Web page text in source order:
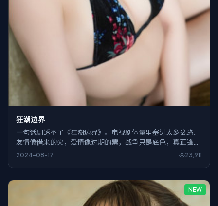
狂潮边界
一句话剧透不了《狂潮边界》。电视剧体量里塞进太多岔路：
友情像借来的火，爱情像过期的票，战争只是底色，真正锋利
的是对白里藏针。
2024-08-17 23,911
NEW